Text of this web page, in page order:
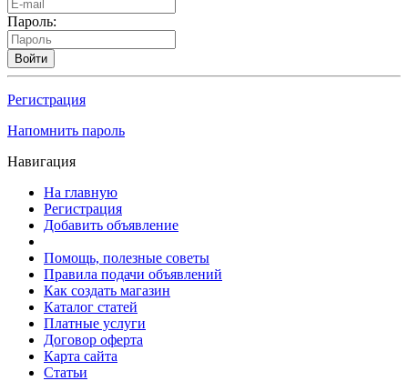
Пароль:
Войти
Регистрация
Напомнить пароль
Навигация
На главную
Регистрация
Добавить объявление
Помощь, полезные советы
Правила подачи объявлений
Как создать магазин
Каталог статей
Платные услуги
Договор оферта
Карта сайта
Статьи